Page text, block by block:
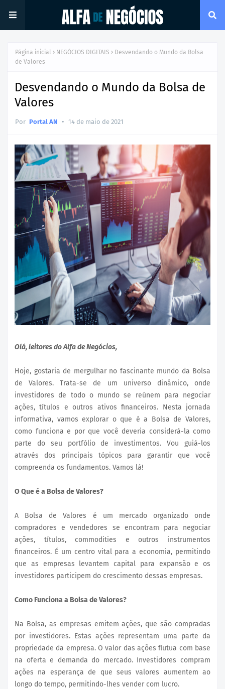
Página inicial NEGÓCIOS DIGITAIS
Desvendando o Mundo da Bolsa
de Valores
Desvendando o Mundo da Bolsa de
Valores
Por Portal AN • 14 de maio de 2021
Olá, leitores do Alfa de Negócios,
Hoje, gostaria de mergulhar no fascinante mundo da Bolsa
de Valores. Trata-se de um universo dinâmico, onde
investidores de todo o mundo se reúnem para negociar
ações, títulos e outros ativos financeiros. Nesta jornada
informativa, vamos explorar o que é a Bolsa de Valores,
como funciona e por que você deveria considerá-la como
parte do seu portfólio de investimentos. Vou guiá-los
através dos principais tópicos para garantir que você
compreenda os fundamentos. Vamos lá!
O Que é a Bolsa de Valores?
A Bolsa de Valores é um mercado organizado onde
compradores e vendedores se encontram para negociar
ações, títulos, commodities e outros instrumentos
financeiros. É um centro vital para a economia, permitindo
que as empresas levantem capital para expansão e os
investidores participem do crescimento dessas empresas.
Como Funciona a Bolsa de Valores?
Na Bolsa, as empresas emitem ações, que são compradas
por investidores. Estas ações representam uma parte da
propriedade da empresa. O valor das ações flutua com base
na oferta e demanda do mercado. Investidores compram
ações na esperança de que seus valores aumentem ao
longo do tempo, permitindo-lhes vender com lucro.